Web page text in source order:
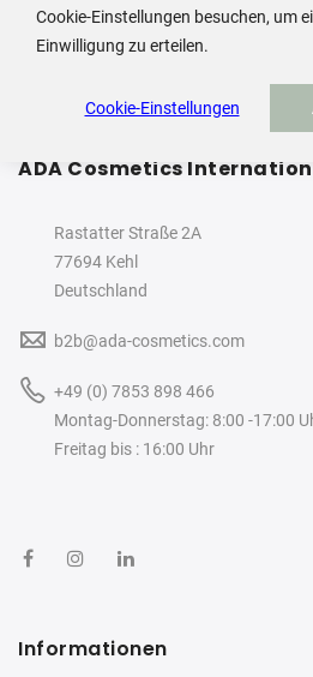
ADA Cosmetics
Rastatter Straße 2A
77694 Kehl
Deutschland
b2b@ada-cosmetics.com
+49 (0) 7853 898 466
Montag-Donnerstag: 8:00 -17:00
Freitag bis : 16:00 Uhr
Informationen
Cookie-Einstellungen besuchen, um
Einwilligung zu erteilen.
Cookie-Einstellungen